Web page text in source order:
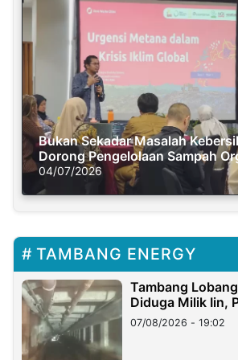
Bukan Sekadar Masalah
Dorong Pengelolaan Sampah
Solusi Krisis Iklim
04/07/2026
TAMBANG ENERGY
Tambang
Diduga Milik Iin,
07/08/2026 - 19:02